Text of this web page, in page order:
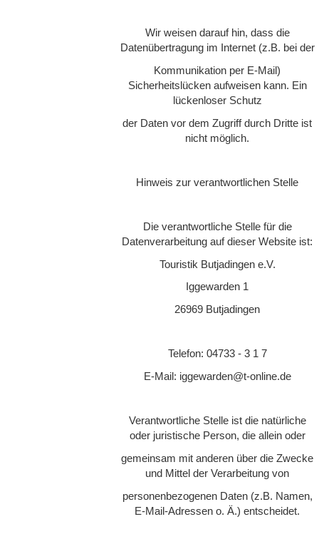
Wir weisen darauf hin, dass die
Datenübertragung im Internet (z.B. bei der
Kommunikation per E-Mail)
Sicherheitslücken aufweisen kann. Ein
lückenloser Schutz
der Daten vor dem Zugriff durch Dritte ist
nicht möglich.
Hinweis zur verantwortlichen Stelle
Die verantwortliche Stelle für die
Datenverarbeitung auf dieser Website ist:
Touristik Butjadingen e.V.
Iggewarden 1
26969 Butjadingen
Telefon: 04733 - 3 1 7
E-Mail: iggewarden@t-online.de
Verantwortliche Stelle ist die natürliche
oder juristische Person, die allein oder
gemeinsam mit anderen über die Zwecke
und Mittel der Verarbeitung von
personenbezogenen Daten (z.B. Namen,
E-Mail-Adressen o. Ä.) entscheidet.